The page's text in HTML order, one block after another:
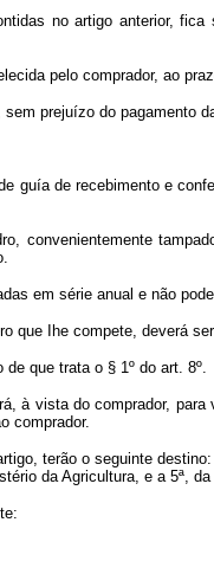
no artigo anterior,
pelo comprador, ao
prejuízo do pagamento
guía de recebimento e
convenientemente
em série anual e não
que Ihe compete, deverá
que trata o § 1º do art. 8º.
à vista do comprador,
comprador.
terão o seguinte
da Agricultura, e a 5ª,